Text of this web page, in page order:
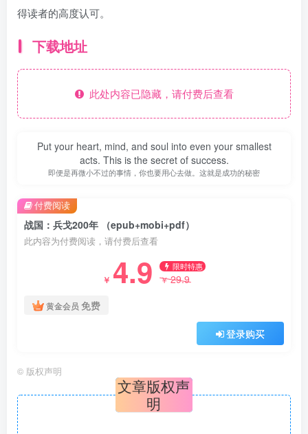
得读者的高度认可。
下载地址
此处内容已隐藏，请付费后查看
Put your heart, mind, and soul into even your smallest
acts. This is the secret of success.
即便是再微小不过的事情，你也要用心去做。这就是成功的秘密
战国：兵戈200年 （epub+mobi+pdf）
此内容为付费阅读，请付费后查看
￥ 4.9 限时特惠
￥29.9
黄金会员 免费
登录购买
付费阅读
© 版权声明
文章版权声
明